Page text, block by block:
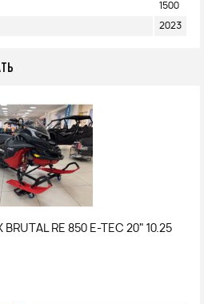
1500
2023
RE 850 E-TEC 20" 10.25